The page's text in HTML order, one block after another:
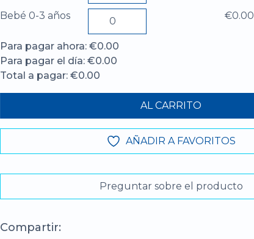
Bebé 0-3 años €0.00
Para pagar ahora: €0.00
Para pagar el día: €0.00
Total a pagar: €0.00
AL CARRITO
AÑADIR A FAVORITOS
Preguntar sobre el producto
Compartir: